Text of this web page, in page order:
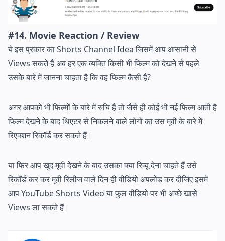
#14. Movie Reaction / Review
ये इस प्रकार का Shorts Channel Idea जिसमें आप आसानी से
Views सकते हैं अब हर एक व्यक्ति किसी भी फिल्म को देखने से पहले
उसके बारे में जानना चाहता है कि वह फिल्म कैसी है?
अगर आपको भी फिल्मों के बारे में रुचि है तो जैसे ही कोई भी नई फिल्म आती है
फिल्म देखने के बाद थिएटर से निकलने वाले लोगों का उस मूवी के बारे में
रिएक्शन रिकॉर्ड कर सकते हैं।
या फिर आप खुद मूवी देखने के बाद उसका क्या रिव्यू देना चाहते हैं उसे
रिकॉर्ड कर कर मूवी रिलीज वाले दिन ही वीडियो अपलोड कर दीजिए इसमें
आप YouTube Shorts Video या फुल वीडियो पर भी अच्छे खासे
Views ला सकते हैं।